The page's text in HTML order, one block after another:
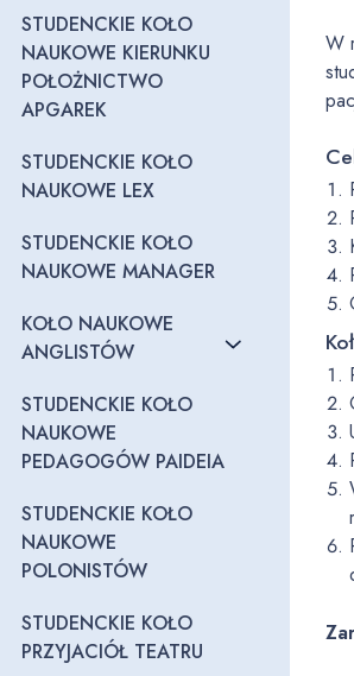
STUDENCKIE KOŁO
NAUKOWE KIERUNKU
POŁOŻNICTWO
APGAREK
STUDENCKIE KOŁO
NAUKOWE LEX
STUDENCKIE KOŁO
NAUKOWE MANAGER
KOŁO NAUKOWE
ANGLISTÓW
STUDENCKIE KOŁO
NAUKOWE
PEDAGOGÓW PAIDEIA
STUDENCKIE KOŁO
NAUKOWE
POLONISTÓW
STUDENCKIE KOŁO
PRZYJACIÓŁ TEATRU
W